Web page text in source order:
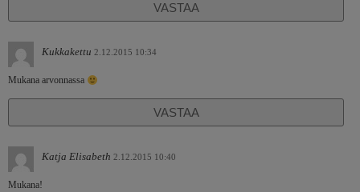
VASTAA
Kukkakettu 2.12.2015 10:34
Mukana arvonnassa
VASTAA
Katja Elisabeth 2.12.2015 10:40
Mukana!